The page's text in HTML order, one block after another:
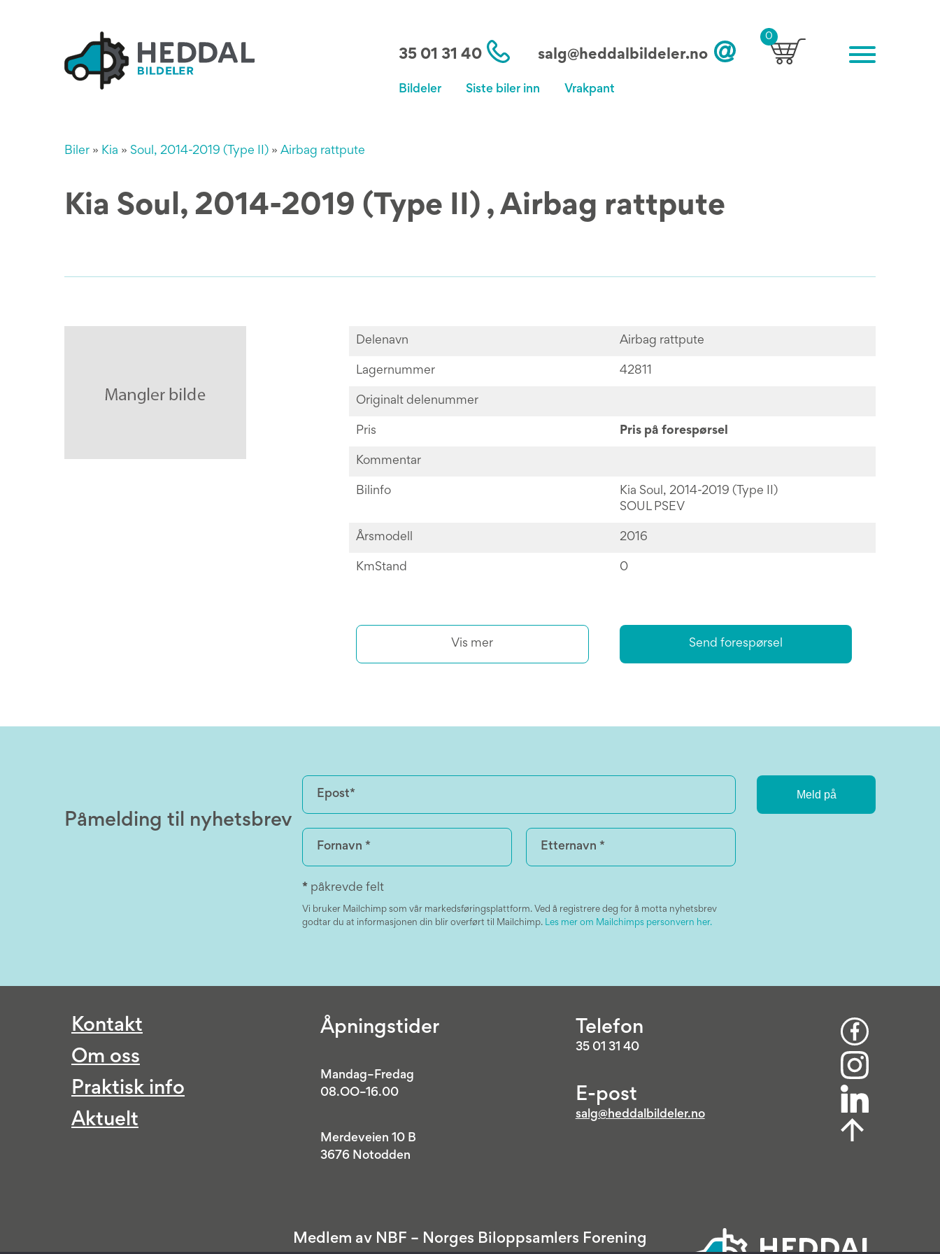
35 01 31 40 salg@heddalbildeler.no
0
Bildeler Siste biler inn Vrakpant
Biler » Kia » Soul, 2014-2019 (Type II) » Airbag rattpute
Kia Soul, 2014-2019 (Type II) , Airbag rattpute
Delenavn Airbag rattpute
Lagernummer 42811
Originalt delenummer
Pris Pris på forespørsel
Kommentar
Bilinfo
Kia Soul, 2014-2019 (Type II)
SOUL PSEV
Årsmodell 2016
KmStand 0
Vis mer Send forespørsel
Påmelding til nyhetsbrev
* påkrevde felt
Vi bruker Mailchimp som vår markedsføringsplattform. Ved å registrere deg for å motta nyhetsbrev
godtar du at informasjonen din blir overført til Mailchimp. Les mer om Mailchimps personvern her.
Kontakt
Om oss
Praktisk info
Aktuelt
Åpningstider
Mandag–Fredag
08.OO–16.00
Merdeveien 10 B
3676 Notodden
Telefon
35 01 31 40
E-post
salg@heddalbildeler.no
Medlem av NBF – Norges Biloppsamlers Forening